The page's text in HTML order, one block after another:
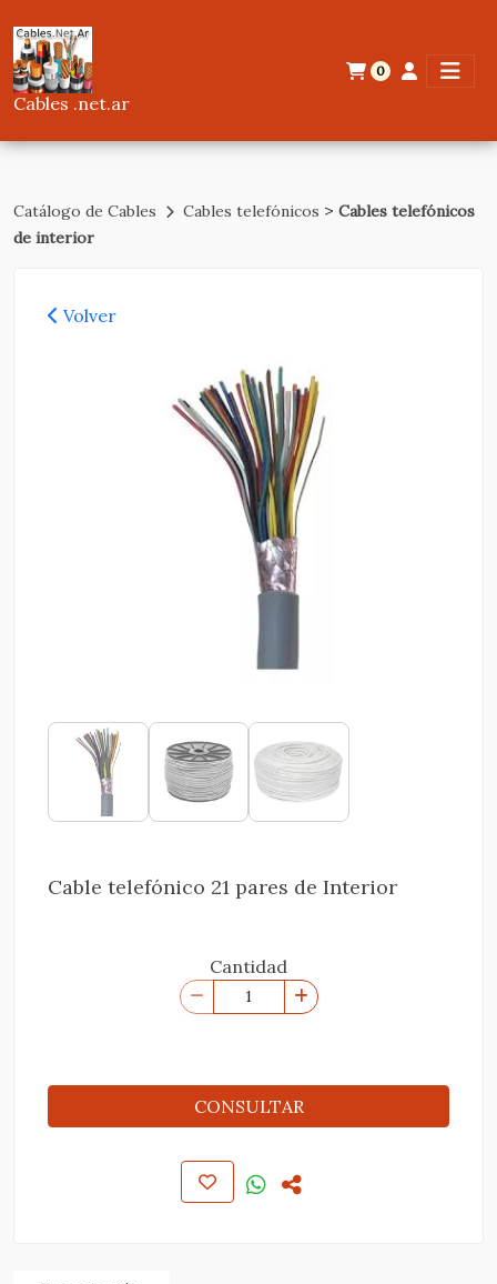
Cables .net.ar
0
Catálogo de Cables Cables telefónicos > Cables telefónicos
de interior
Volver
Cable telefónico 21 pares de Interior
Cantidad
CONSULTAR